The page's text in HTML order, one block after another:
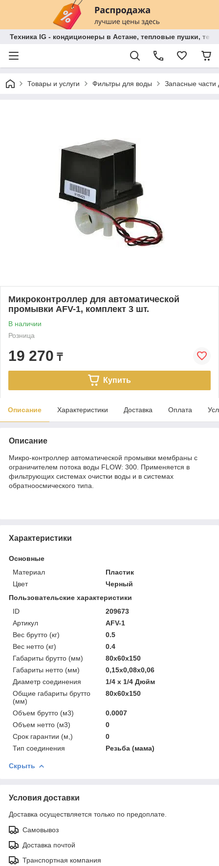
Техника IG - кондиционеры в Астане, тепловые пушки,
Товары и услуги Фильтры для воды Запасные части
Микроконтроллер для автоматической
промывки AFV-1, комплект 3 шт.
В наличии
Розница
19 270 ₸
Купить
Описание Характеристики Доставка Оплата
Описание
Микро-контроллер автоматической промывки мембраны с
ограничителем потока воды FLOW: 300. Применяется в
фильтрующих системах очистки воды и в системах
обратноосмического типа.
Характеристики
Основные
Материал
Пластик
Цвет
Черный
Пользовательские характеристики
ID
209673
Артикул
AFV-1
Вес брутто (кг)
0.5
Вес нетто (кг)
0.4
Габариты брутто (мм)
80x60x150
Габариты нетто (мм)
0,15x0,08x0,06
Диаметр соединения
1/4 х 1/4 Дюйм
Общие габариты брутто
(мм)
80x60x150
Объем брутто (м3)
0.0007
Объем нетто (м3)
0
Срок гарантии (м,)
0
Тип соединения
Резьба (мама)
Скрыть
Условия доставки
Доставка осуществляется только по предоплате.
Самовывоз
Доставка почтой
Транспортная компания